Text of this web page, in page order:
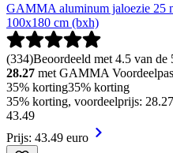
GAMMA aluminum jaloezie 25
100x180 cm (bxh)
(334)Beoordeeld met 4.5 van
28.27 met GAMMA Voordeelpas
35% korting35% korting
35% korting, voordeelprijs:
43.49
Prijs: 43.49 euro